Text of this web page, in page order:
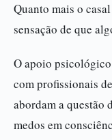
Quanto mais o
sensação de que
O apoio
com profissionais
abordam a questão
medos em